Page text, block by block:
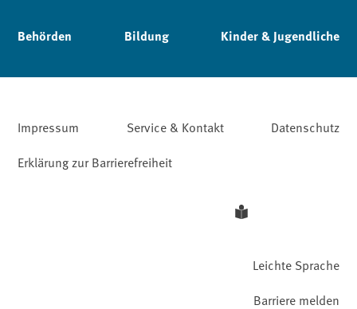
Behörden Bildung Kinder & Jugendliche
Impressum Service & Kontakt
Datenschutz
Erklärung zur Barrierefreiheit
Leichte Sprache
Barriere melden